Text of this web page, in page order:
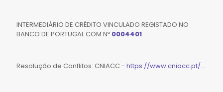
INTERMEDIÁRIO DE CRÉDITO VINCULADO REGISTADO NO
BANCO DE PORTUGAL COM Nº 0004401
Resolução de Conflitos: CNIACC - https://www.cniacc.pt/...